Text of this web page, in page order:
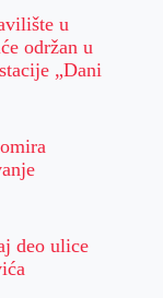
u
održan u
„Dani
deo ulice